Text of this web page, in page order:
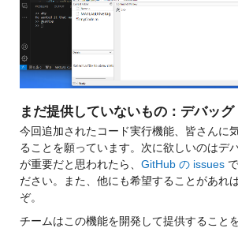
まだ提供していないもの：デバッグ
今回追加されたコード実行機能、皆さんに
ることを願っています。次に欲しいのはデ
が重要だと思われたら、 GitHub の issues で
ださい。また、他にも希望することがあれ
ぞ。
チームはこの機能を開発して提供すること